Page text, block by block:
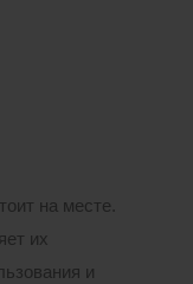
на месте.
их
и